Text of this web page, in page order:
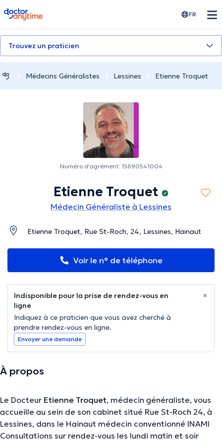
doctoranytime FR
Trouvez un praticien
Médecins Généralistes Lessines Etienne Troquet
Numéro d'agrément: 15690541004
Etienne Troquet
Médecin Généraliste à Lessines
Etienne Troquet, Rue St-Roch, 24, Lessines, Hainaut
Voir le n° de téléphone
Indisponible pour la prise de rendez-vous en
ligne
Indiquez à ce praticien que vous avez cherché à
prendre rendez-vous en ligne.
Envoyer une demande
À propos
Le Docteur Etienne Troquet, médecin généraliste, vous
accueille au sein de son cabinet situé Rue St-Roch 24, à
Lessines, dans le Hainaut médecin conventionné INAMI
Consultations sur rendez-vous les lundi matin et soir